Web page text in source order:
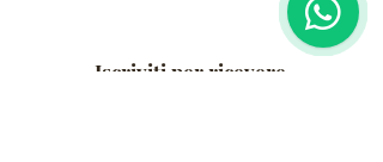
Iscriviti per ricevere